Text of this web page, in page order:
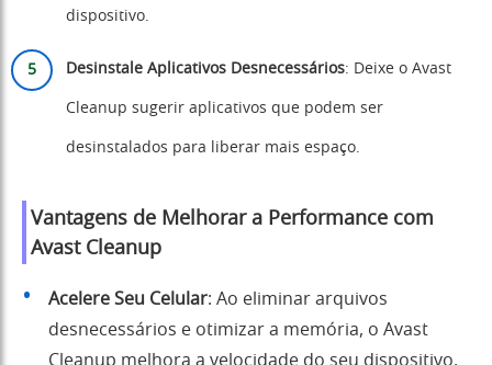
dispositivo.
Desinstale Aplicativos Desnecessários: Deixe o Avast
Cleanup sugerir aplicativos que podem ser
desinstalados para liberar mais espaço.
Vantagens de Melhorar a Performance com
Avast Cleanup
Acelere Seu Celular: Ao eliminar arquivos
desnecessários e otimizar a memória, o Avast
Cleanup melhora a velocidade do seu dispositivo.